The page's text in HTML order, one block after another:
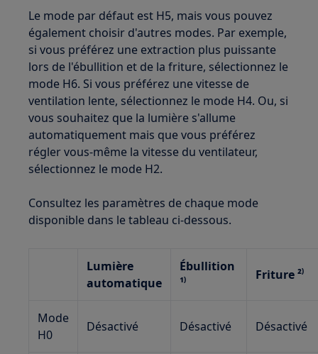
Le mode par défaut est H5, mais vous pouvez
également choisir d'autres modes. Par exemple,
si vous préférez une extraction plus puissante
lors de l'ébullition et de la friture, sélectionnez le
mode H6. Si vous préférez une vitesse de
ventilation lente, sélectionnez le mode H4. Ou, si
vous souhaitez que la lumière s'allume
automatiquement mais que vous préférez
régler vous-même la vitesse du ventilateur,
sélectionnez le mode H2.
Consultez les paramètres de chaque mode
disponible dans le tableau ci-dessous.
Lumière
automatique
Ébullition
¹⁾
Friture ²⁾
Mode
H0
Désactivé Désactivé Désactivé